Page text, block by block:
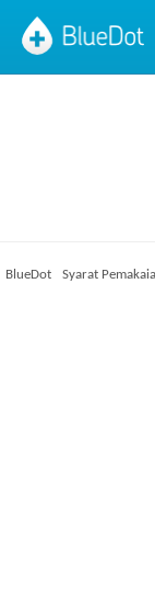
BlueDot Syarat